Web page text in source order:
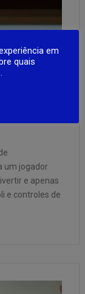
um jogador
e apenas
e controles de
World,
em
quais